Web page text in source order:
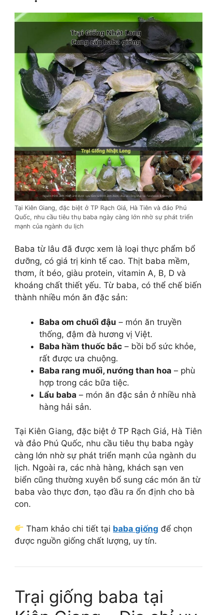
Tại Kiên Giang, đặc biệt ở TP Rạch Giá, Hà Tiên và đảo Phú
Quốc, nhu cầu tiêu thụ baba ngày càng lớn nhờ sự phát triển
mạnh của ngành du lịch
Baba từ lâu đã được xem là loại thực phẩm bổ
dưỡng, có giá trị kinh tế cao. Thịt baba mềm,
thơm, ít béo, giàu protein, vitamin A, B, D và
khoáng chất thiết yếu. Từ baba, có thể chế biến
thành nhiều món ăn đặc sản:
Baba om chuối đậu – món ăn truyền
thống, đậm đà hương vị Việt.
Baba hầm thuốc bắc – bồi bổ sức khỏe,
rất được ưa chuộng.
Baba rang muối, nướng than hoa – phù
hợp trong các bữa tiệc.
Lẩu baba – món ăn đặc sản ở nhiều nhà
hàng hải sản.
Tại Kiên Giang, đặc biệt ở TP Rạch Giá, Hà Tiên
và đảo Phú Quốc, nhu cầu tiêu thụ baba ngày
càng lớn nhờ sự phát triển mạnh của ngành du
lịch. Ngoài ra, các nhà hàng, khách sạn ven
biển cũng thường xuyên bổ sung các món ăn từ
baba vào thực đơn, tạo đầu ra ổn định cho bà
con.
Tham khảo chi tiết tại baba giống để chọn
được nguồn giống chất lượng, uy tín.
Trại giống baba tại